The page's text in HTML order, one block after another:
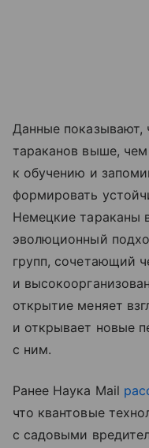
Данные показывают,
тараканов выше,
к обучению и
формировать
Немецкие тараканы
эволюционный
групп, сочетающий
и
открытие меняет
и открывает новые
с ним.
Ранее Наука Mail
что квантовые
с садовыми